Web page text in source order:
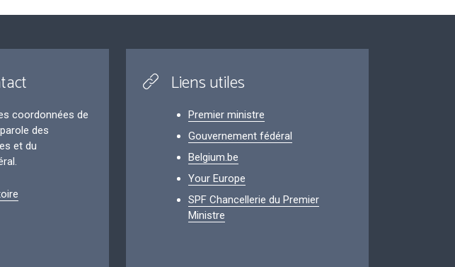
coordonnées de
des
et du
Liens utiles
Premier ministre
Gouvernement fédéral
Belgium.be
Your Europe
SPF Chancellerie du Premier
Ministre